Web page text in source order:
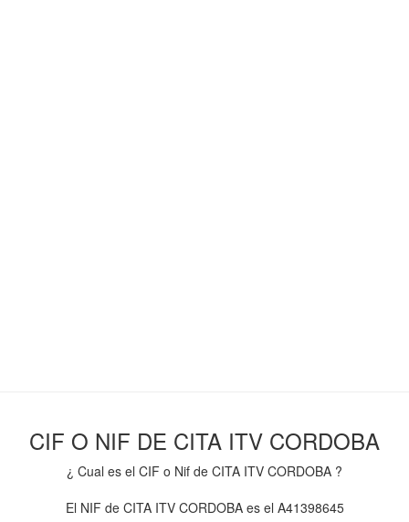
CIF O NIF DE CITA ITV CORDOBA
¿ Cual es el CIF o Nif de CITA ITV CORDOBA ?
El NIF de CITA ITV CORDOBA es el A41398645